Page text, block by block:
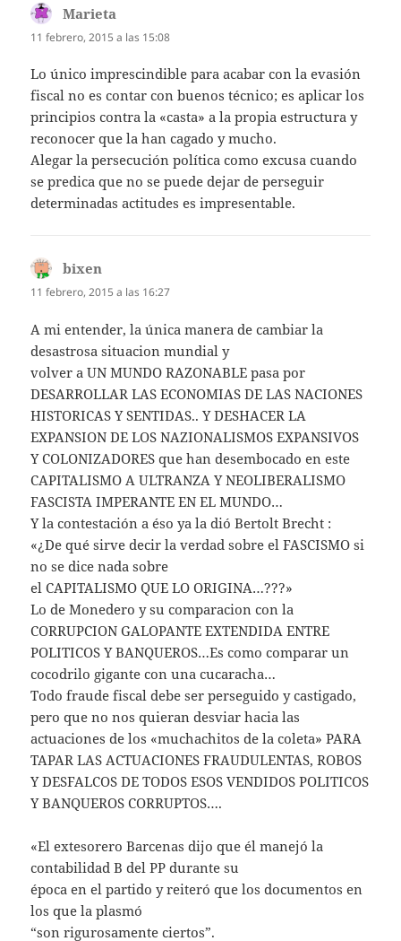
Marieta
11 febrero, 2015 a las 15:08
Lo único imprescindible para acabar con la evasión
fiscal no es contar con buenos técnico; es aplicar los
principios contra la «casta» a la propia estructura y
reconocer que la han cagado y mucho.
Alegar la persecución política como excusa cuando
se predica que no se puede dejar de perseguir
determinadas actitudes es impresentable.
bixen
11 febrero, 2015 a las 16:27
A mi entender, la única manera de cambiar la
desastrosa situacion mundial y
volver a UN MUNDO RAZONABLE pasa por
DESARROLLAR LAS ECONOMIAS DE LAS NACIONES
HISTORICAS Y SENTIDAS.. Y DESHACER LA
EXPANSION DE LOS NAZIONALISMOS EXPANSIVOS
Y COLONIZADORES que han desembocado en este
CAPITALISMO A ULTRANZA Y NEOLIBERALISMO
FASCISTA IMPERANTE EN EL MUNDO…
Y la contestación a éso ya la dió Bertolt Brecht :
«¿De qué sirve decir la verdad sobre el FASCISMO si
no se dice nada sobre
el CAPITALISMO QUE LO ORIGINA…???»
Lo de Monedero y su comparacion con la
CORRUPCION GALOPANTE EXTENDIDA ENTRE
POLITICOS Y BANQUEROS…Es como comparar un
cocodrilo gigante con una cucaracha…
Todo fraude fiscal debe ser perseguido y castigado,
pero que no nos quieran desviar hacia las
actuaciones de los «muchachitos de la coleta» PARA
TAPAR LAS ACTUACIONES FRAUDULENTAS, ROBOS
Y DESFALCOS DE TODOS ESOS VENDIDOS POLITICOS
Y BANQUEROS CORRUPTOS….
«El extesorero Barcenas dijo que él manejó la
contabilidad B del PP durante su
época en el partido y reiteró que los documentos en
los que la plasmó
“son rigurosamente ciertos”.